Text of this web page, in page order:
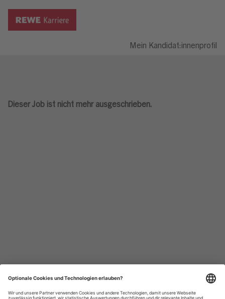
Mein Kandidat:innenprofil
Dieser Job ist nicht mehr ausgeschrieben.
Datenschutzhinweise